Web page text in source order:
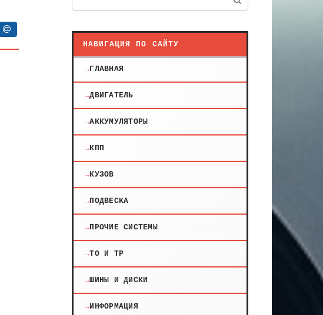
НАВИГАЦИЯ ПО САЙТУ
ГЛАВНАЯ
ДВИГАТЕЛЬ
АККУМУЛЯТОРЫ
КПП
КУЗОВ
ПОДВЕСКА
ПРОЧИЕ СИСТЕМЫ
ТО И ТР
ШИНЫ И ДИСКИ
ИНФОРМАЦИЯ